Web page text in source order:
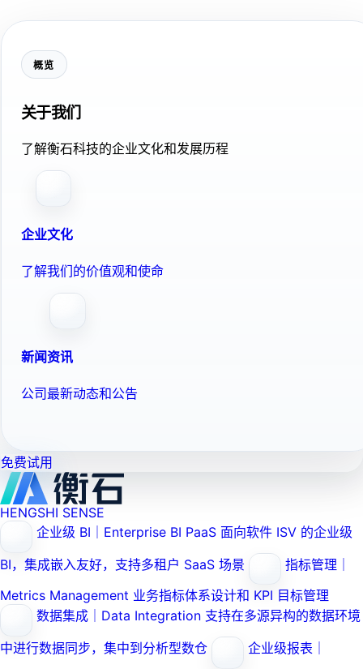
概览
关于我们
了解衡石科技的企业文化和发展历程
企业文化
了解我们的价值观和使命
新闻资讯
公司最新动态和公告
免费试用
HENGSHI SENSE
企业级 BI｜Enterprise BI PaaS 面向软件 ISV 的企业级
BI，集成嵌入友好，支持多租户 SaaS 场景
指标管理｜
Metrics Management 业务指标体系设计和 KPI 目标管理
数据集成｜Data Integration 支持在多源异构的数据环境
中进行数据同步，集中到分析型数仓
企业级报表｜